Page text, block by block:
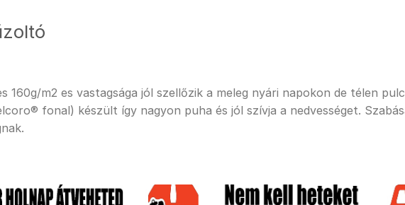
160g/m2 es vastagsága jól szellőzik a meleg nyári napokon de télen
fonal) készült így nagyon puha és jól szívja a nedvességet.